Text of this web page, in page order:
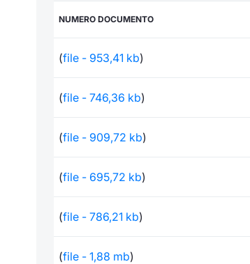
NUMERO DOCUMENTO
(file - 953,41 kb)
(file - 746,36 kb)
(file - 909,72 kb)
(file - 695,72 kb)
(file - 786,21 kb)
(file - 1,88 mb)